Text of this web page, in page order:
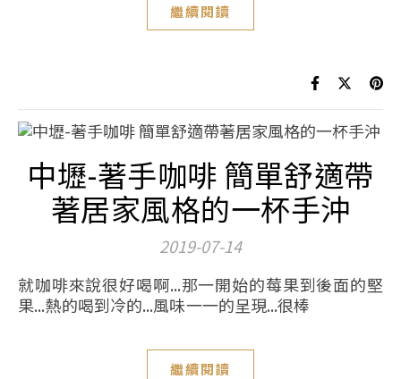
繼續閱讀
中壢-著手咖啡 簡單舒適帶
著居家風格的一杯手沖
2019-07-14
就咖啡來說很好喝啊...那一開始的莓果到後面的堅
果...熱的喝到冷的...風味一一的呈現...很棒
繼續閱讀